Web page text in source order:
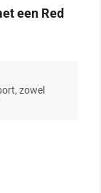
een Red
zowel